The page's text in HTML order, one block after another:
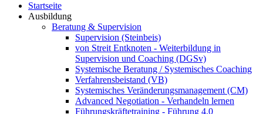
Startseite
Ausbildung
Beratung & Supervision
Supervision (Steinbeis)
von Streit Entknoten - Weiterbildung in
Supervision und Coaching (DGSv)
Systemische Beratung / Systemisches Coaching
Verfahrensbeistand (VB)
Systemisches Veränderungsmanagement (CM)
Advanced Negotiation - Verhandeln lernen
Führungskräftetraining - Führung 4.0